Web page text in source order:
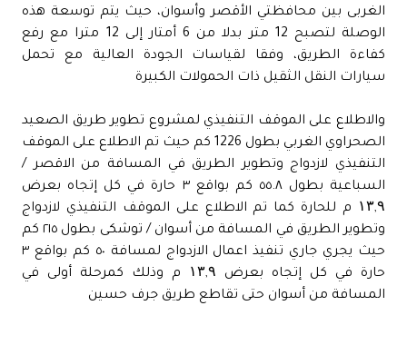
الغربى بين محافظتي الأقصر وأسوان، حيث يتم توسعة هذه
الوصلة لتصبح 12 متر بدلا من 6 أمتار إلى 12 مترا مع رفع
كفاءة الطريق، وفقا لقياسات الجودة العالية مع تحمل
سيارات النقل الثقيل ذات الحمولات الكبيرة
والاطلاع على الموقف التنفيذي لمشروع تطوير طريق الصعيد
الصحراوي الغربي بطول 1226 كم حيث تم الاطلاع على الموقف
التنفيذي لازدواج وتطوير الطريق في المسافة من الاقصر /
السباعية بطول ٥٥.٨ كم بواقع ٣ حارة في كل إتجاه بعرض
۱۳,۹ م للحارة كما تم الاطلاع على الموقف التنفيذي لازدواج
وتطوير الطريق في المسافة من أسوان / توشكى بطول ٢١٥ كم
حيث يجري جاري تنفيذ اعمال الازدواج لمسافة ٥٠ كم بواقع ٣
حارة في كل إتجاه بعرض ۱۳,۹ م وذلك كمرحلة أولى في
المسافة من أسوان حتى تقاطع طريق جرف حسين